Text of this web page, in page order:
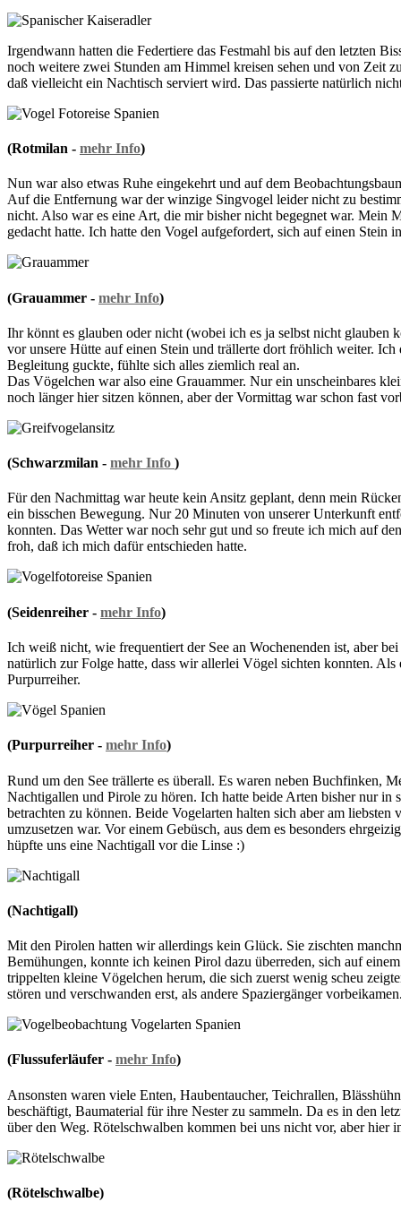
Irgendwann hatten die Federtiere das Festmahl bis auf den letzten
noch weitere zwei Stunden am Himmel kreisen sehen und von Zeit
daß vielleicht ein Nachtisch serviert wird. Das passierte natürlich
(Rotmilan - mehr Info)
Nun war also etwas Ruhe eingekehrt und auf dem
Auf die Entfernung war der winzige Singvogel leider nicht zu
nicht. Also war es eine Art, die mir bisher nicht begegnet war. Mein
gedacht hatte. Ich hatte den Vogel aufgefordert, sich auf einen
(Grauammer - mehr Info)
Ihr könnt es glauben oder nicht (wobei ich es ja selbst nicht glauben
vor unsere Hütte auf einen Stein und trällerte dort fröhlich weiter.
Begleitung guckte, fühlte sich alles ziemlich real an.
Das Vögelchen war also eine Grauammer. Nur ein unscheinbares
noch länger hier sitzen können, aber der Vormittag war schon fast
(Schwarzmilan - mehr Info )
Für den Nachmittag war heute kein Ansitz geplant, denn mein
ein bisschen Bewegung. Nur 20 Minuten von unserer Unterkunft
konnten. Das Wetter war noch sehr gut und so freute ich mich auf
froh, daß ich mich dafür entschieden hatte.
(Seidenreiher - mehr Info)
Ich weiß nicht, wie frequentiert der See an Wochenenden ist, aber
natürlich zur Folge hatte, dass wir allerlei Vögel sichten konnten. Als
Purpurreiher.
(Purpurreiher - mehr Info)
Rund um den See trällerte es überall. Es waren neben Buchfinken,
Nachtigallen und Pirole zu hören. Ich hatte beide Arten bisher nur in
betrachten zu können. Beide Vogelarten halten sich aber am
umzusetzen war. Vor einem Gebüsch, aus dem es besonders
hüpfte uns eine Nachtigall vor die Linse :)
(Nachtigall)
Mit den Pirolen hatten wir allerdings kein Glück. Sie zischten
Bemühungen, konnte ich keinen Pirol dazu überreden, sich auf
trippelten kleine Vögelchen herum, die sich zuerst wenig scheu
stören und verschwanden erst, als andere Spaziergänger
(Flussuferläufer - mehr Info)
Ansonsten waren viele Enten, Haubentaucher, Teichrallen,
beschäftigt, Baumaterial für ihre Nester zu sammeln. Da es in den
über den Weg. Rötelschwalben kommen bei uns nicht vor, aber hier
(Rötelschwalbe)